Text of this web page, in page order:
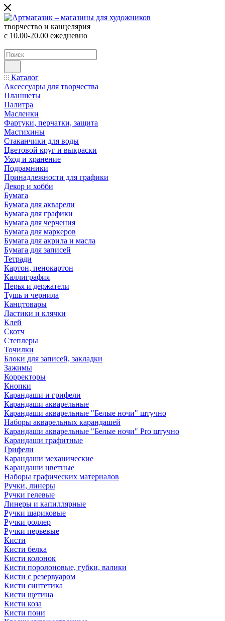
творчество и канцелярия
с 10.00-20.00 ежедневно
Каталог
Аксессуары для творчества
Планшеты
Палитра
Масленки
Фартуки, перчатки, защита
Мастихины
Стаканчики для воды
Цветовой круг и выкраски
Уход и хранение
Подрамники
Принадлежности для графики
Декор и хобби
Бумага
Бумага для акварели
Бумага для графики
Бумага для черчения
Бумага для маркеров
Бумага для акрила и масла
Бумага для записей
Тетради
Картон, пенокартон
Каллиграфия
Перья и держатели
Тушь и чернила
Канцтовары
Ластики и клячки
Клей
Скотч
Степлеры
Точилки
Блоки для записей, закладки
Зажимы
Корректоры
Кнопки
Карандаши и грифели
Карандаши акварельные
Карандаши акварельные "Белые ночи" штучно
Наборы акварельных карандашей
Карандаши акварельные "Белые ночи" Pro штучно
Карандаши графитные
Грифели
Карандаши механические
Карандаши цветные
Наборы графических материалов
Ручки, линеры
Ручки гелевые
Линеры и капиллярные
Ручки шариковые
Ручки роллер
Ручки перьевые
Кисти
Кисти белка
Кисти колонок
Кисти поролоновые, губки, валики
Кисти с резервуаром
Кисти синтетика
Кисти щетина
Кисти коза
Кисти пони